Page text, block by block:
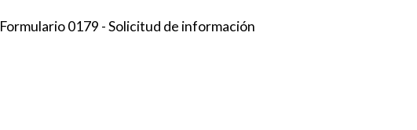
Formulario 0179 - Solicitud de información